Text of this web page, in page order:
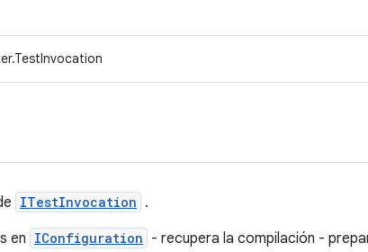
ITestInvocation .
​​en IConfiguration - recupera la compilación -